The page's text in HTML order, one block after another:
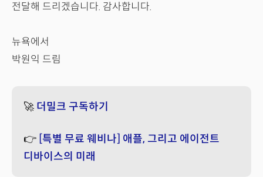
전달해 드리겠습니다. 감사합니다.
뉴욕에서
박원익 드림
🚀 더밀크 구독하기
👉 [특별 무료 웨비나] 애플, 그리고 에이전트
디바이스의 미래